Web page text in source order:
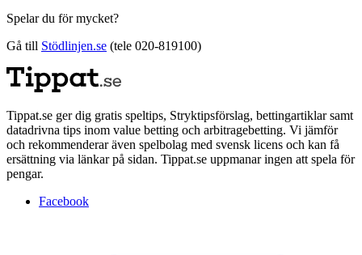
Spelar du för mycket?
Gå till Stödlinjen.se (tele 020-819100)
Tippat.se ger dig gratis speltips, Stryktipsförslag, bettingartiklar samt
datadrivna tips inom value betting och arbitragebetting. Vi jämför
och rekommenderar även spelbolag med svensk licens och kan få
ersättning via länkar på sidan. Tippat.se uppmanar ingen att spela för
pengar.
Facebook